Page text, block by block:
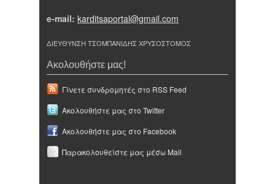
e-mail: karditsaportal@gmail.com
ΔΙΕΥΘΥΝΣΗ ΤΣΟΜΠΑΝΙΔΗΣ ΧΡΥΣΟΣΤΟΜΟΣ
Ακολουθήστε μας!
Γίνετε συνδρομητές στο RSS Feed
Ακολουθήστε μας στο Twitter
Ακολουθήστε μας στο Facebook
Παρακολουθείστε μας μέσω Mail